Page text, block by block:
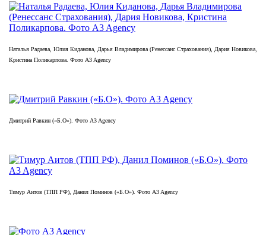
Наталья Радаева, Юлия Киданова, Дарья Владимирова (Ренессанс Страхования), Дария Новикова,
Кристина Поликарпова. Фото A3 Agency
Дмитрий Равкин («Б.О»). Фото A3 Agency
Тимур Аитов (ТПП РФ), Данил Поминов («Б.О»). Фото A3 Agency